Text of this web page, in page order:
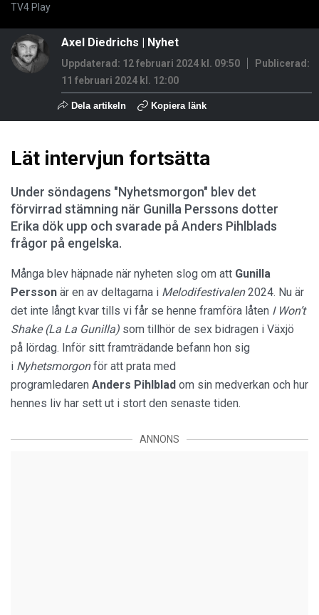
TV4 Play
Axel Diedrichs Nyhet
Uppdaterad: 12 februari 2024 kl. 09:50
Publicerad:
11 februari 2024 kl. 12:00
Dela artikeln Kopiera länk
Lät intervjun fortsätta
Under söndagens "Nyhetsmorgon" blev det
förvirrad stämning när Gunilla Perssons dotter
Erika dök upp och svarade på Anders Pihlblads
frågor på engelska.
Många blev häpnade när nyheten slog om att Gunilla
Persson är en av deltagarna i Melodifestivalen2024. Nu är
det inte långt kvar tills vi får se henne framföra låten I Won’t
Shake (La La Gunilla) som tillhör de sex bidragen i Växjö
på lördag. Inför sitt framträdande befann hon sig
i Nyhetsmorgonför att prata med
programledaren Anders Pihlblad om sin medverkan och hur
hennes liv har sett ut i stort den senaste tiden.
ANNONS